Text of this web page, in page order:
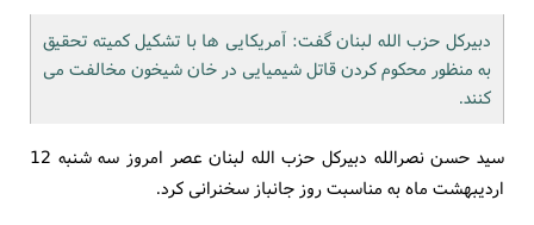
دبیرکل حزب الله لبنان گفت: آمریکایی ها با تشکیل کمیته تحقیق
به منظور محکوم کردن قاتل شیمیایی در خان شیخون مخالفت می
کنند.
سید حسن نصرالله دبیرکل حزب الله لبنان عصر امروز سه شنبه 12
اردیبهشت ماه به مناسبت روز جانباز سخنرانی کرد.